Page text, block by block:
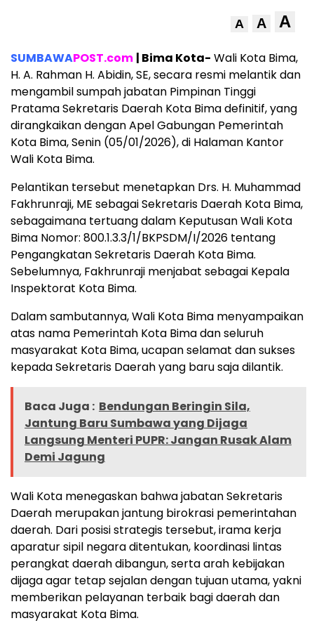
A A A
SUMBAWAPOST.com | Bima Kota- Wali Kota Bima,
H. A. Rahman H. Abidin, SE, secara resmi melantik dan
mengambil sumpah jabatan Pimpinan Tinggi
Pratama Sekretaris Daerah Kota Bima definitif, yang
dirangkaikan dengan Apel Gabungan Pemerintah
Kota Bima, Senin (05/01/2026), di Halaman Kantor
Wali Kota Bima.
Pelantikan tersebut menetapkan Drs. H. Muhammad
Fakhrunraji, ME sebagai Sekretaris Daerah Kota Bima,
sebagaimana tertuang dalam Keputusan Wali Kota
Bima Nomor: 800.1.3.3/1/BKPSDM/I/2026 tentang
Pengangkatan Sekretaris Daerah Kota Bima.
Sebelumnya, Fakhrunraji menjabat sebagai Kepala
Inspektorat Kota Bima.
Dalam sambutannya, Wali Kota Bima menyampaikan
atas nama Pemerintah Kota Bima dan seluruh
masyarakat Kota Bima, ucapan selamat dan sukses
kepada Sekretaris Daerah yang baru saja dilantik.
Baca Juga : Bendungan Beringin Sila,
Jantung Baru Sumbawa yang Dijaga
Langsung Menteri PUPR: Jangan Rusak Alam
Demi Jagung
Wali Kota menegaskan bahwa jabatan Sekretaris
Daerah merupakan jantung birokrasi pemerintahan
daerah. Dari posisi strategis tersebut, irama kerja
aparatur sipil negara ditentukan, koordinasi lintas
perangkat daerah dibangun, serta arah kebijakan
dijaga agar tetap sejalan dengan tujuan utama, yakni
memberikan pelayanan terbaik bagi daerah dan
masyarakat Kota Bima.